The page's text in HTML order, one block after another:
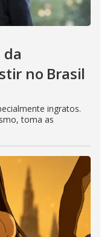
no Brasil
ingratos.
toma as